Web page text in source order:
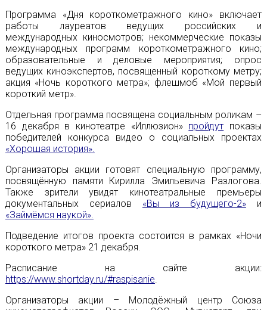
Программа «Дня короткометражного кино» включает
работы лауреатов ведущих российских и
международных киносмотров; некоммерческие показы
международных программ короткометражного кино;
образовательные и деловые мероприятия; опрос
ведущих киноэкспертов, посвященный короткому метру;
акция «Ночь короткого метра»; флешмоб «Мой первый
короткий метр».
Отдельная программа посвящена социальным роликам –
16 декабря в кинотеатре «Иллюзион» пройдут показы
победителей конкурса видео о социальных проектах
«Хорошая история».
Организаторы акции готовят специальную программу,
посвящённую памяти Кирилла Эмильевича Разлогова.
Также зрители увидят кинотеатральные премьеры
документальных сериалов «Вы из будущего-2»и
«Займёмся наукой».
Подведение итогов проекта состоится в рамках «Ночи
короткого метра» 21 декабря.
Расписание на сайте акции:
https://www.shortday.ru/#raspisanie.
Организаторы акции – Молодёжный центр Союза